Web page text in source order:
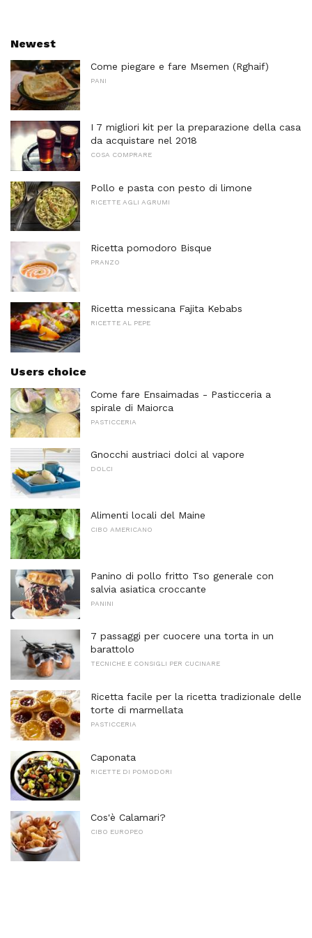
Newest
Come piegare e fare Msemen (Rghaif)
PANI
I 7 migliori kit per la preparazione della casa
da acquistare nel 2018
COSA COMPRARE
Pollo e pasta con pesto di limone
RICETTE AGLI AGRUMI
Ricetta pomodoro Bisque
PRANZO
Ricetta messicana Fajita Kebabs
RICETTE AL PEPE
Users choice
Come fare Ensaimadas - Pasticceria a
spirale di Maiorca
PASTICCERIA
Gnocchi austriaci dolci al vapore
DOLCI
Alimenti locali del Maine
CIBO AMERICANO
Panino di pollo fritto Tso generale con
salvia asiatica croccante
PANINI
7 passaggi per cuocere una torta in un
barattolo
TECNICHE E CONSIGLI PER CUCINARE
Ricetta facile per la ricetta tradizionale delle
torte di marmellata
PASTICCERIA
Caponata
RICETTE DI POMODORI
Cos'è Calamari?
CIBO EUROPEO